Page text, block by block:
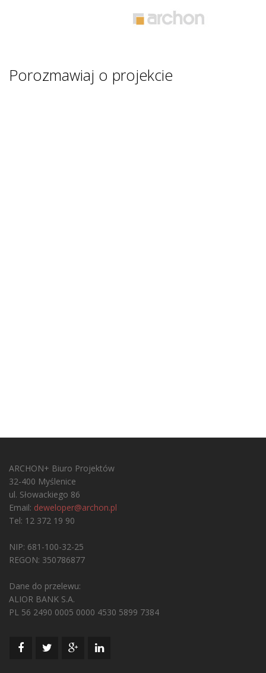
Porozmawiaj o projekcie
ARCHON+ Biuro Projektów
32-400 Myślenice
ul. Słowackiego 86
Email: deweloper@archon.pl
Tel: 12 372 19 90
NIP: 681-100-32-25
REGON: 350786877
Dane do przelewu:
ALIOR BANK S.A.
PL 56 2490 0005 0000 4530 5899 7384